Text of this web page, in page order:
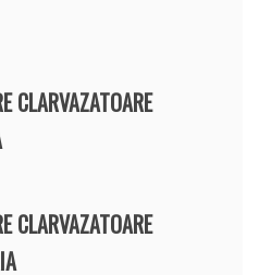
CLARVAZATOARE
CLARVAZATOARE